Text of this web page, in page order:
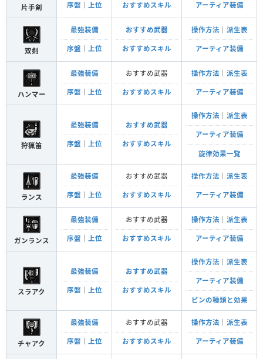
片手剣 序盤 上位 おすすめスキル アーティア装備
双剣
最強装備
序盤 上位
おすすめ武器
おすすめスキル
操作方法 派生表
アーティア装備
ハンマー
最強装備
序盤 上位
おすすめ武器
おすすめスキル
操作方法 派生表
アーティア装備
狩猟笛
最強装備
序盤 上位
おすすめ武器
おすすめスキル
操作方法 派生表
アーティア装備
旋律効果一覧
ランス
最強装備
序盤 上位
おすすめ武器
おすすめスキル
操作方法 派生表
アーティア装備
ガンランス
最強装備
序盤 上位
おすすめ武器
おすすめスキル
操作方法 派生表
アーティア装備
スラアク
最強装備
序盤 上位
おすすめ武器
おすすめスキル
操作方法 派生表
アーティア装備
ビンの種類と効果
チャアク
最強装備
序盤 上位
おすすめ武器
おすすめスキル
操作方法 派生表
アーティア装備